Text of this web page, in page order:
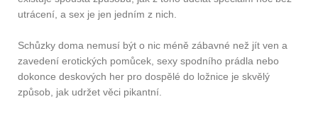
utrácení, a sex je jen jedním z nich.
Schůzky doma nemusí být o nic méně zábavné než jít ven a
zavedení erotických pomůcek, sexy spodního prádla nebo
dokonce deskových her pro dospělé do ložnice je skvělý
způsob, jak udržet věci pikantní.